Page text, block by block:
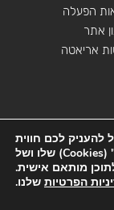
הפעלה
אתר
אריאטה
ושירות בע"מ
להעניק לכם חווית
גלישה מיטבית, אתר זה עושה שימוש ב"עוגיות" (Cookies) שלו ושל
מותאם אישית.
הפרטיות שלנו.